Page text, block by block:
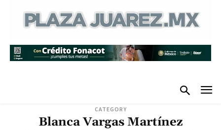
CATEGORY
Blanca Vargas Martínez